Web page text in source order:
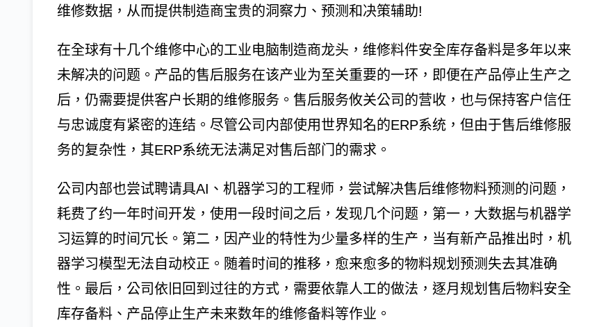
维修数据，从而提供制造商宝贵的洞察力、预测和决策辅助!
在全球有十几个维修中心的工业电脑制造商龙头，维修料件安全库存备料是多年以来
未解决的问题。产品的售后服务在该产业为至关重要的一环，即便在产品停止生产之
后，仍需要提供客户长期的维修服务。售后服务攸关公司的营收，也与保持客户信任
与忠诚度有紧密的连结。尽管公司内部使用世界知名的ERP系统，但由于售后维修服
务的复杂性，其ERP系统无法满足对售后部门的需求。
公司内部也尝试聘请具AI、机器学习的工程师，尝试解决售后维修物料预测的问题，
耗费了约一年时间开发，使用一段时间之后，发现几个问题，第一，大数据与机器学
习运算的时间冗长。第二，因产业的特性为少量多样的生产，当有新产品推出时，机
器学习模型无法自动校正。随着时间的推移，愈来愈多的物料规划预测失去其准确
性。最后，公司依旧回到过往的方式，需要依靠人工的做法，逐月规划售后物料安全
库存备料、产品停止生产未来数年的维修备料等作业。